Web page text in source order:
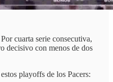
Por cuarta serie consecutiva,
decisivo con menos de dos
playoffs de los Pacers: